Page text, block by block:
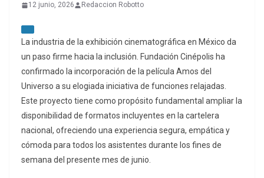
12 junio, 2026 Redaccion Robotto
La industria de la exhibición cinematográfica en México da
un paso firme hacia la inclusión. Fundación Cinépolis ha
confirmado la incorporación de la película Amos del
Universo a su elogiada iniciativa de funciones relajadas.
Este proyecto tiene como propósito fundamental ampliar la
disponibilidad de formatos incluyentes en la cartelera
nacional, ofreciendo una experiencia segura, empática y
cómoda para todos los asistentes durante los fines de
semana del presente mes de junio.